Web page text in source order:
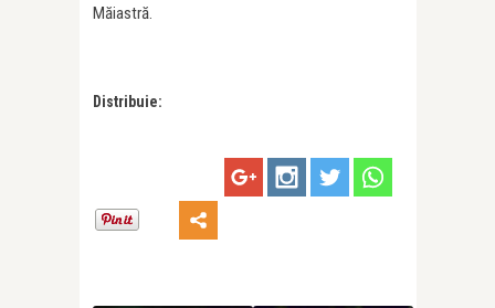
Măiastră.
Distribuie: